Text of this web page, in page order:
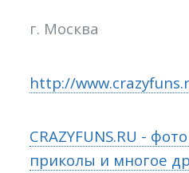
г. Москва
http://
CRAZYFUNS.RU -
приколы и многое